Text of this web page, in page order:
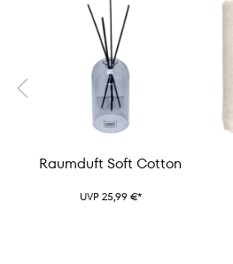
Raumduft Soft Cotton
UVP 25,99 €*